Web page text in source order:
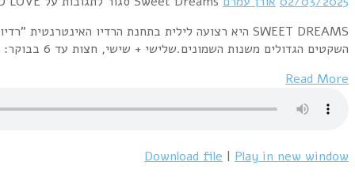
SWEET DREAMS היא רצועה לילית בתחנת הרדיו האינטרנטית "רדיו פלוס" www.radioplus.co.ilראשון + רביעי, חצות עד 6 בבוקר: השירים השקטים הגדולים משנות השבעים.שני+חמישי, חצות עד 6 בבוקר: השירים